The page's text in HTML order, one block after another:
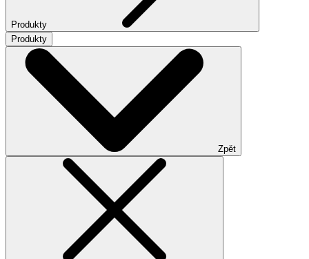
Produkty
Produkty
Zpět